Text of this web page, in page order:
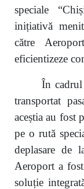
speciale
inițiativă
către
eficientizeze
În
transportat
aceștia au fost
pe o rută
deplasare de
Aeroport a
soluție